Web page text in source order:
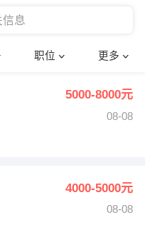
职位 更多
护士5000-8000元
08-08
4000-5000元
08-08